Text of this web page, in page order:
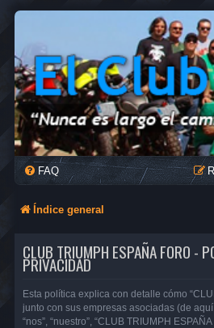
FAQ
Índice general
CLUB TRIUMPH ESPAÑA FORO -
PRIVACIDAD
Esta política explica con detalle cómo
junto con sus empresas asociadas (de aquí
“nos”, “nuestro”, “CLUB TRIUMPH ESPAÑA